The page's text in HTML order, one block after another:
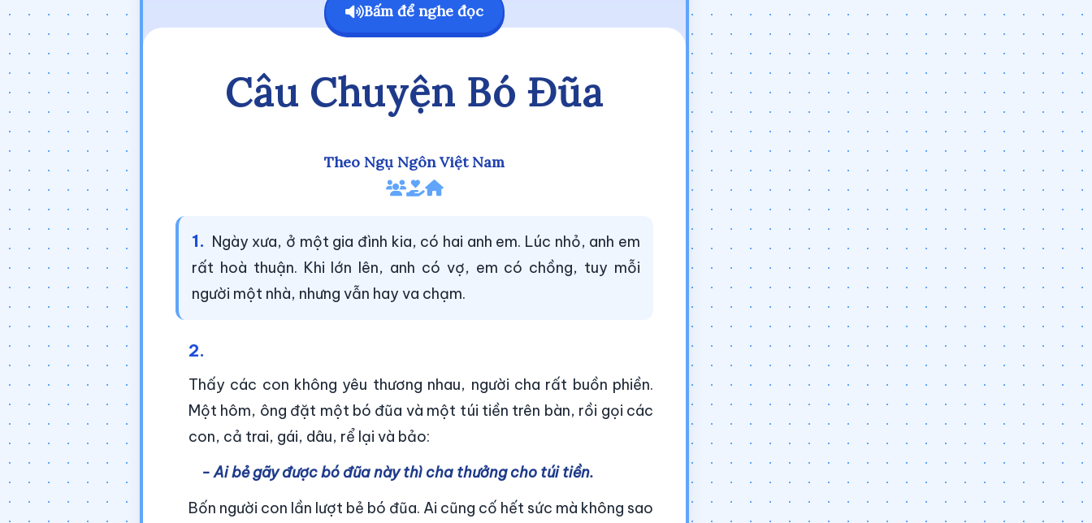
Bấm để nghe đọc
Câu Chuyện Bó Đũa
Theo Ngụ Ngôn Việt Nam
1. Ngày xưa, ở một gia đình kia, có hai anh em. Lúc nhỏ, anh em
rất hoà thuận. Khi lớn lên, anh có vợ, em có chồng, tuy mỗi
người một nhà, nhưng vẫn hay va chạm.
2.
Thấy các con không yêu thương nhau, người cha rất buồn phiền.
Một hôm, ông đặt một bó đũa và một túi tiền trên bàn, rồi gọi các
con, cả trai, gái, dâu, rể lại và bảo:
- Ai bẻ gãy được bó đũa này thì cha thưởng cho túi tiền.
Bốn người con lần lượt bẻ bó đũa. Ai cũng cố hết sức mà không sao